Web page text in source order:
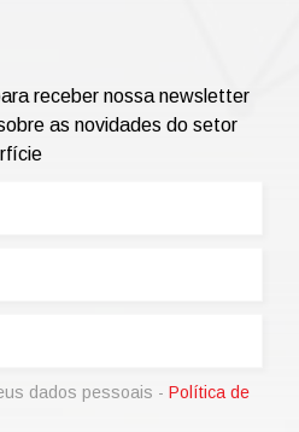
receber nossa newsletter
as novidades do setor
dados pessoais - Política de